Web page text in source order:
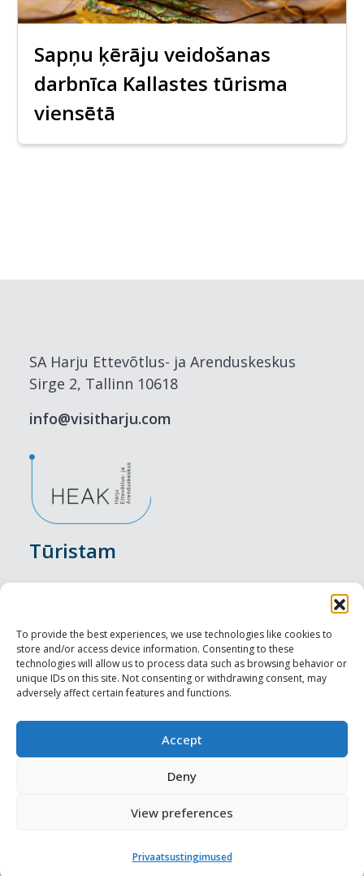
To provide the best experiences, we use technologies like cookies to
store and/or access device information. Consenting to these
technologies will allow us to process data such as browsing behavior or
unique IDs on this site. Not consenting or withdrawing consent, may
adversely affect certain features and functions.
Accept
Deny
View preferences
Privaatsustingimused
Sapņu ķērāju veidošanas
darbnīca Kallastes tūrisma
viensētā
SA Harju Ettevõtlus- ja Arenduskeskus
Sirge 2, Tallinn 10618
info@visitharju.com
Tūristam
Nakšņošana
Vietas maltītei
Apskates objekti
Profesionāliem
Harju-, Rapla- & Läänemaa DMO